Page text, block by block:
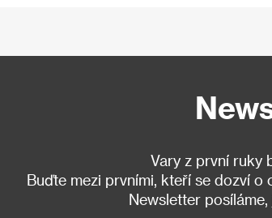
Vary z první ruky
Buďte mezi prvními, kteří se dozví o
Newsletter